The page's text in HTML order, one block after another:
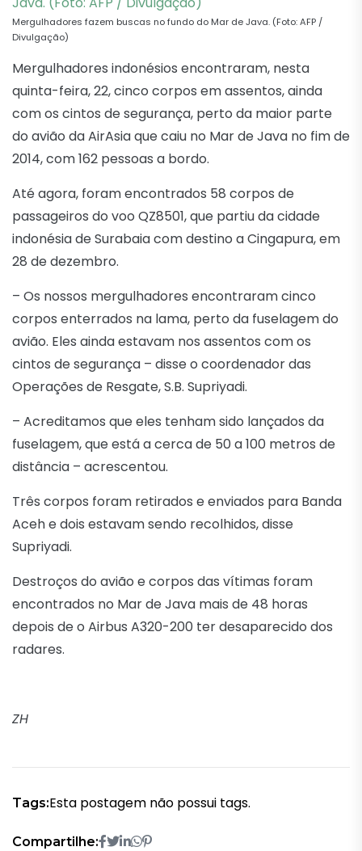
Mergulhadores fazem buscas no fundo do Mar de Java. (Foto: AFP /
Divulgação)
Mergulhadores indonésios encontraram, nesta
quinta-feira, 22, cinco corpos em assentos, ainda
com os cintos de segurança, perto da maior parte
do avião da AirAsia que caiu no Mar de Java no fim de
2014, com 162 pessoas a bordo.
Até agora, foram encontrados 58 corpos de
passageiros do voo QZ8501, que partiu da cidade
indonésia de Surabaia com destino a Cingapura, em
28 de dezembro.
– Os nossos mergulhadores encontraram cinco
corpos enterrados na lama, perto da fuselagem do
avião. Eles ainda estavam nos assentos com os
cintos de segurança – disse o coordenador das
Operações de Resgate, S.B. Supriyadi.
– Acreditamos que eles tenham sido lançados da
fuselagem, que está a cerca de 50 a 100 metros de
distância – acrescentou.
Três corpos foram retirados e enviados para Banda
Aceh e dois estavam sendo recolhidos, disse
Supriyadi.
Destroços do avião e corpos das vítimas foram
encontrados no Mar de Java mais de 48 horas
depois de o Airbus A320-200 ter desaparecido dos
radares.
ZH
Tags:Esta postagem não possui tags.
Compartilhe: